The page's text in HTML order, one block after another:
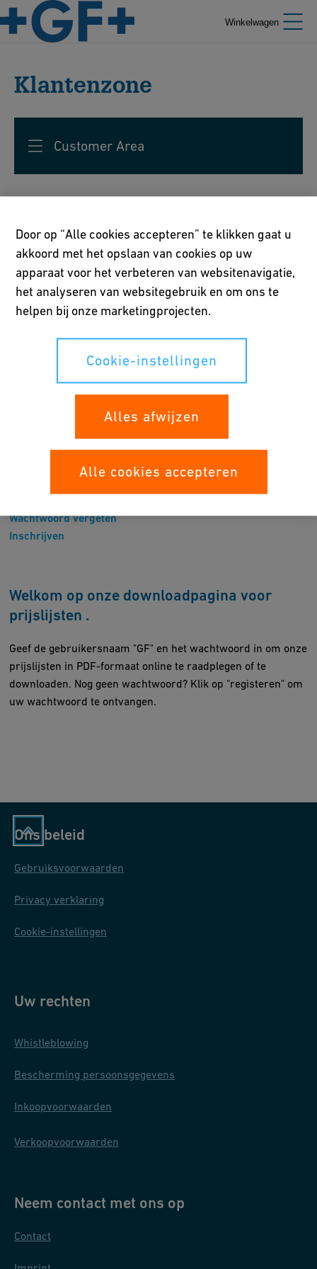
Winkelwagen
Klantenzone
Customer Area
Prijslijsten downloaden
Username
Wachtwoord vergeten
Inschrijven
Welkom op onze downloadpagina voor
prijslijsten .
Geef de gebruikersnaam "GF" en het wachtwoord in om onze
prijslijsten in PDF-formaat online te raadplegen of te
downloaden. Nog geen wachtwoord? Klik op "registeren" om
uw wachtwoord te ontvangen.
Ons beleid
Gebruiksvoorwaarden
Privacy verklaring
Cookie-instellingen
Uw rechten
Whistleblowing
Bescherming persoonsgegevens
Inkoopvoorwaarden
Verkoopvoorwaarden
Neem contact met ons op
Contact
Door op “Alle cookies accepteren” te klikken gaat u
akkoord met het opslaan van cookies op uw
apparaat voor het verbeteren van websitenavigatie,
het analyseren van websitegebruik en om ons te
helpen bij onze marketingprojecten.
Cookie-instellingen
Alles afwijzen
Alle cookies accepteren